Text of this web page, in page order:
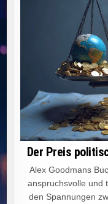
Der Preis
Alex Goodmans
anspruchsvolle und
den Spannungen